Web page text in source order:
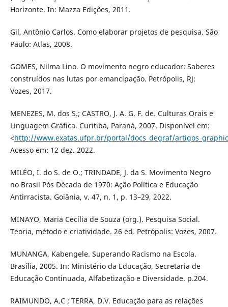
Horizonte. In: Mazza Edições, 2011.
Gil, Antônio Carlos. Como elaborar projetos de pesquisa. São
Paulo: Atlas, 2008.
GOMES, Nilma Lino. O movimento negro educador: Saberes
construídos nas lutas por emancipação. Petrópolis, RJ:
Vozes, 2017.
MENEZES, M. dos S.; CASTRO, J. A. G. F. de. Culturas Orais e
Linguagem Gráfica. Curitiba, Paraná, 2007. Disponível em:
<http://www.exatas.ufpr.br/portal/docs_degraf/
Acesso em: 12 dez. 2022.
MILÉO, I. do S. de O.; TRINDADE, J. da S. Movimento Negro
no Brasil Pós Década de 1970: Ação Política e Educação
Antirracista. Goiânia, v. 47, n. 1, p. 13–29, 2022.
MINAYO, Maria Cecília de Souza (org.). Pesquisa Social.
Teoria, método e criatividade. 26 ed. Petrópolis: Vozes, 2007.
MUNANGA, Kabengele. Superando Racismo na Escola.
Brasília, 2005. In: Ministério da Educação, Secretaria de
Educação Continuada, Alfabetização e Diversidade. p.204.
RAIMUNDO, A.C ; TERRA, D.V. Educação para as relações